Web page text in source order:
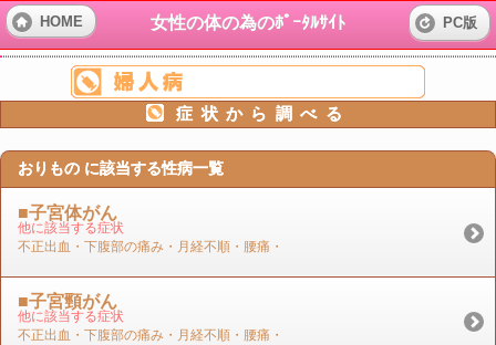
HOME 女性の体の為のﾎﾟｰﾀﾙｻｲﾄ PC版
症状から調べる
おりもの に該当する性病一覧
■子宮体がん
他に該当する症状
不正出血・下腹部の痛み・月経不順・腰痛・
■子宮頸がん
他に該当する症状
不正出血・下腹部の痛み・月経不順・腰痛・